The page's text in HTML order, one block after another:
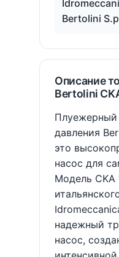
Bertolini
Описание
Bertolini
Плуежерный
давления
это
насос для
Модель CKA
надежный
насос,